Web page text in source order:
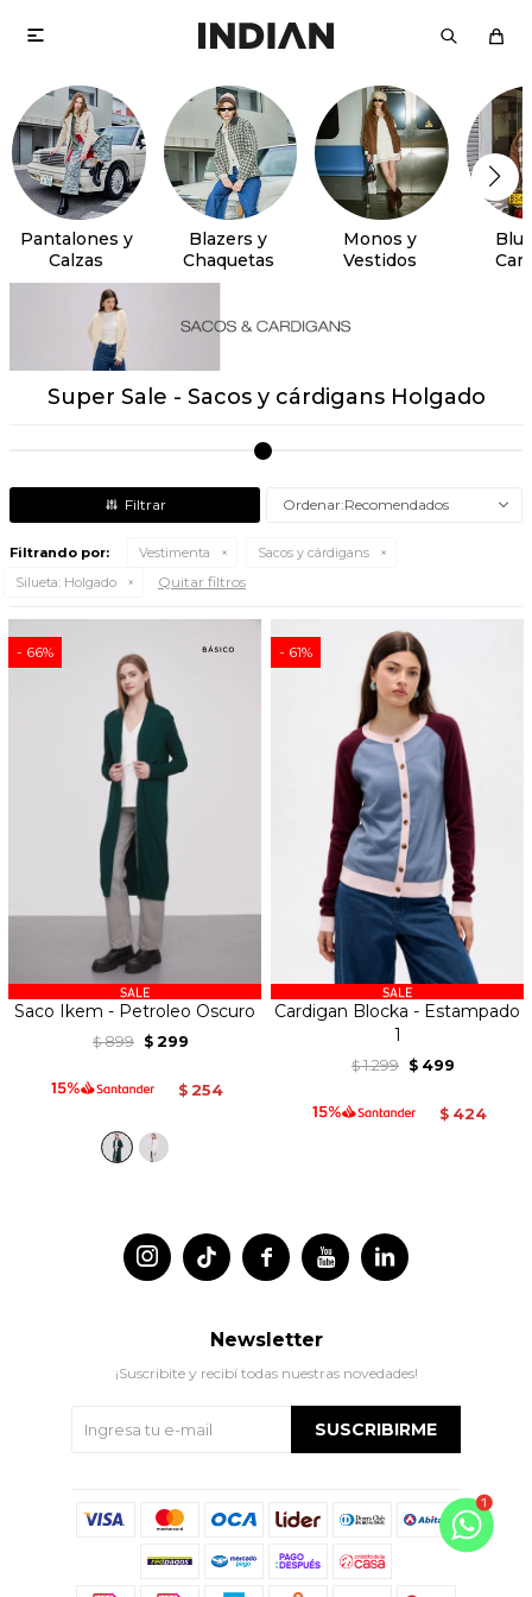

Pantalones y
Calzas
Blazers y
Chaquetas
Monos y
Vestidos
Super Sale - Sacos y cárdigans Holgado
Recomendados
Filtrando por: Vestimenta
Sacos y cárdigans
Silueta: Holgado Quitar filtros
66
Saco Ikem - Petroleo Oscuro
$ 899 $ 299
$ 254
61
Cardigan Blocka - Estampado
1
$ 1.299 $ 499
$ 424
 
 
Newsletter
¡Suscribite y recibí todas nuestras novedades!
SUSCRIBIRME